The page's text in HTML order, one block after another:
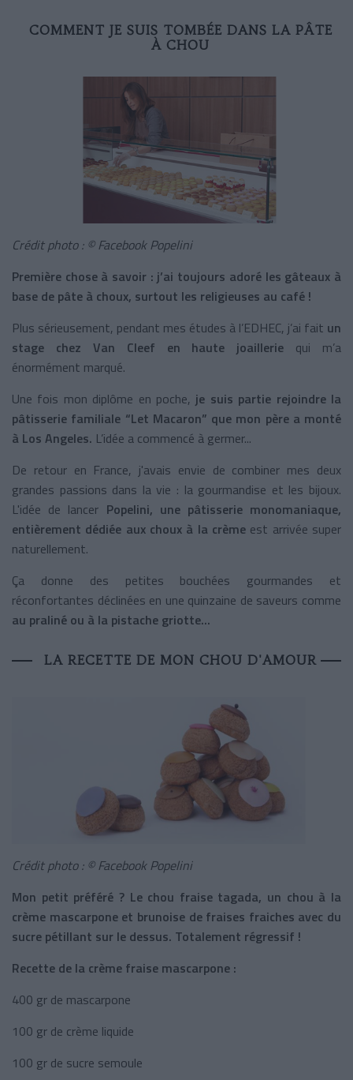
COMMENT JE SUIS TOMBÉE DANS LA PÂTE
À CHOU
Crédit photo : © Facebook Popelini
Première chose à savoir : j’ai toujours adoré les gâteaux à
base de pâte à choux, surtout les religieuses au café !
Plus sérieusement, pendant mes études à l’EDHEC, j’ai fait un
stage chez Van Cleef en haute joaillerie qui m’a
énormément marqué.
Une fois mon diplôme en poche, je suis partie rejoindre la
pâtisserie familiale “Let Macaron” que mon père a monté
à Los Angeles. L’idée a commencé à germer...
De retour en France, j'avais envie de combiner mes deux
grandes passions dans la vie : la gourmandise et les bijoux.
L'idée de lancer Popelini, une pâtisserie monomaniaque,
entièrement dédiée aux choux à la crème est arrivée super
naturellement.
Ça donne des petites bouchées gourmandes et
réconfortantes déclinées en une quinzaine de saveurs comme
au praliné ou à la pistache griotte...
LA RECETTE DE MON CHOU D'AMOUR
Crédit photo : © Facebook Popelini
Mon petit préféré ? Le chou fraise tagada, un chou à la
crème mascarpone et brunoise de fraises fraiches avec du
sucre pétillant sur le dessus. Totalement régressif !
Recette de la crème fraise mascarpone :
400 gr de mascarpone
100 gr de crème liquide
100 gr de sucre semoule